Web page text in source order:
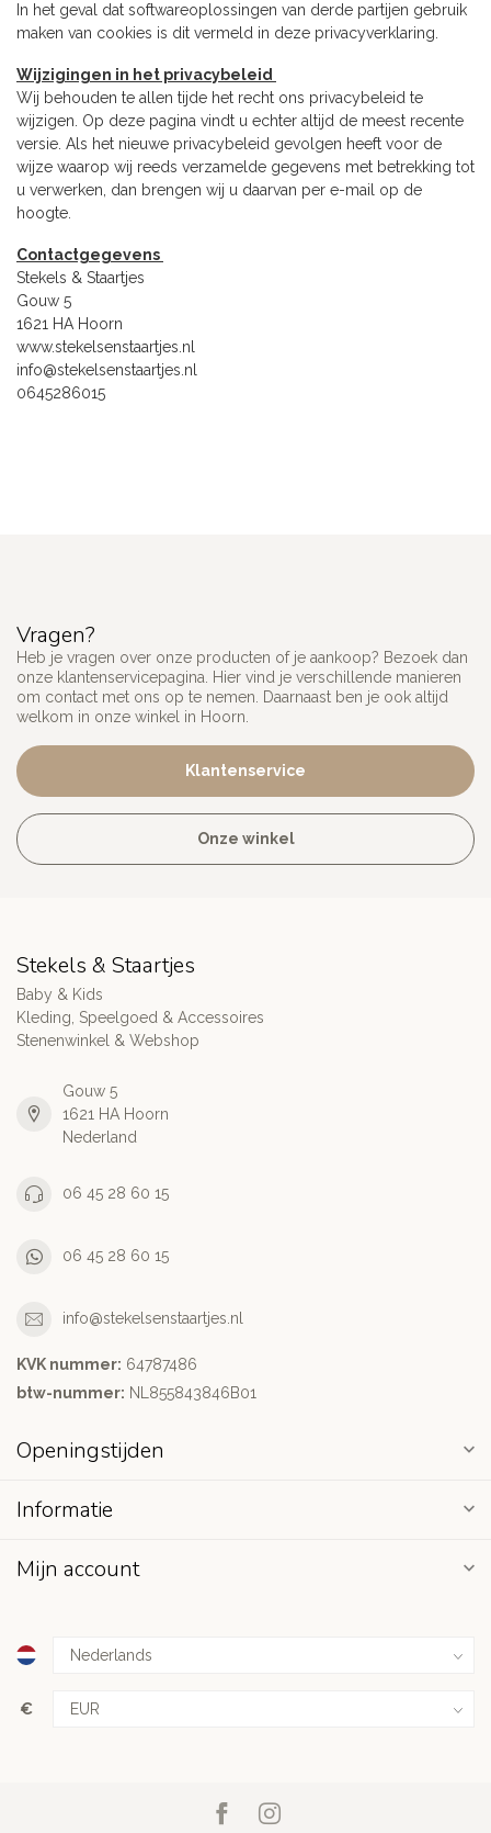
In het geval dat softwareoplossingen van derde partijen gebruik
maken van cookies is dit vermeld in deze privacyverklaring.
Wijzigingen in het privacybeleid
Wij behouden te allen tijde het recht ons privacybeleid te
wijzigen. Op deze pagina vindt u echter altijd de meest recente
versie. Als het nieuwe privacybeleid gevolgen heeft voor de
wijze waarop wij reeds verzamelde gegevens met betrekking tot
u verwerken, dan brengen wij u daarvan per e-mail op de
hoogte.
Contactgegevens
Stekels & Staartjes
Gouw 5
1621 HA Hoorn
www.stekelsenstaartjes.nl
info@stekelsenstaartjes.nl
0645286015
Vragen?
Heb je vragen over onze producten of je aankoop? Bezoek dan
onze klantenservicepagina. Hier vind je verschillende manieren
om contact met ons op te nemen. Daarnaast ben je ook altijd
welkom in onze winkel in Hoorn.
Klantenservice
Onze winkel
Stekels & Staartjes
Baby & Kids
Kleding, Speelgoed & Accessoires
Stenenwinkel & Webshop
Gouw 5
1621 HA Hoorn
Nederland
06 45 28 60 15
06 45 28 60 15
info@stekelsenstaartjes.nl
KVK nummer: 64787486
btw-nummer: NL855843846B01
Openingstijden
Informatie
Mijn account
€